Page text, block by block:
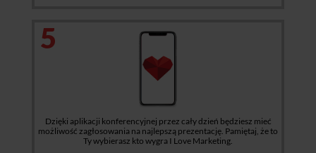
5
Dzięki aplikacji konferencyjnej przez cały dzień będziesz mieć
możliwość zagłosowania na najlepszą prezentację. Pamiętaj, że to
Ty wybierasz kto wygra I Love Marketing.